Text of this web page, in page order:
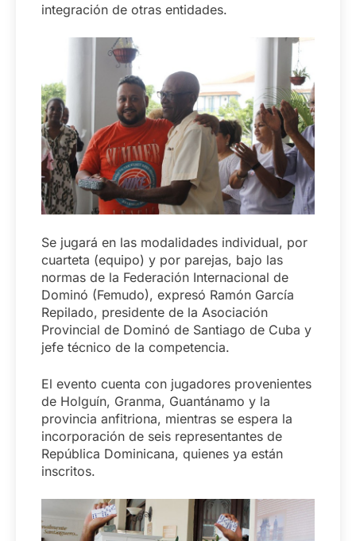
integración de otras entidades.
Se jugará en las modalidades individual, por
cuarteta (equipo) y por parejas, bajo las
normas de la Federación Internacional de
Dominó (Femudo), expresó Ramón García
Repilado, presidente de la Asociación
Provincial de Dominó de Santiago de Cuba y
jefe técnico de la competencia.
El evento cuenta con jugadores provenientes
de Holguín, Granma, Guantánamo y la
provincia anfitriona, mientras se espera la
incorporación de seis representantes de
República Dominicana, quienes ya están
inscritos.